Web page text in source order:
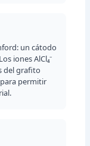
un cátodo
iones AlCl₄⁻
del grafito
permitir